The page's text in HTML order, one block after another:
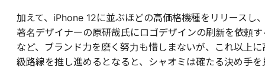
加えて、iPhone 12に並ぶほどの高価格機種をリリースし
著名デザイナーの原研哉氏にロゴデザインの刷新を依頼す
など、ブランド力を磨く努力も惜しまないが、これ以上に
級路線を推し進めるとなると、シャオミは確たる決め手を